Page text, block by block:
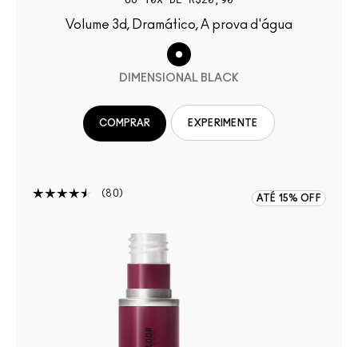
Volume 3d, Dramático, A prova d'água
DIMENSIONAL BLACK
COMPRAR EXPERIMENTE
80 ATÉ 15% OFF